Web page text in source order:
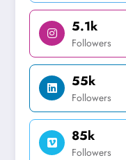
5.1k
Followers
55k
Followers
85k
Followers